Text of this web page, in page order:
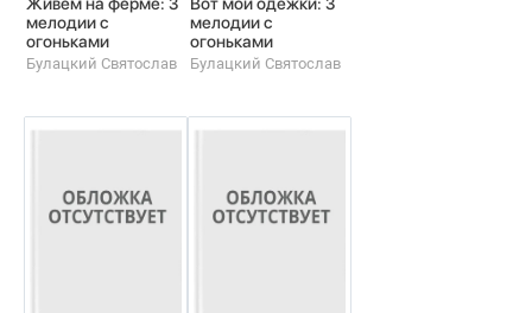
мелодии с
огоньками
Булацкий Святослав
мелодии с
огоньками
Булацкий Святослав